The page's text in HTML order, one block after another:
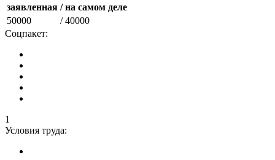
заявленная / на самом деле
50000
/ 40000
Соцпакет:
1
Условия труда: